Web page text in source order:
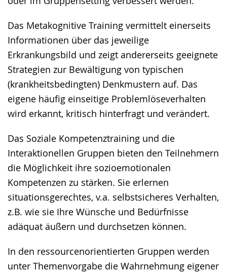
Das Metakognitive Training vermittelt einerseits
Informationen über das jeweilige
Erkrankungsbild und zeigt andererseits geeignete
Strategien zur Bewältigung von typischen
(krankheitsbedingten) Denkmustern auf. Das
eigene häufig einseitige Problemlöseverhalten
wird erkannt, kritisch hinterfragt und verändert.
Das Soziale Kompetenztraining und die
Interaktionellen Gruppen bieten den Teilnehmern
die Möglichkeit ihre sozioemotionalen
Kompetenzen zu stärken. Sie erlernen
situationsgerechtes, v.a. selbstsicheres Verhalten,
z.B. wie sie Ihre Wünsche und Bedürfnisse
adäquat äußern und durchsetzen können.
In den ressourcenorientierten Gruppen werden
unter Themenvorgabe die Wahrnehmung eigener